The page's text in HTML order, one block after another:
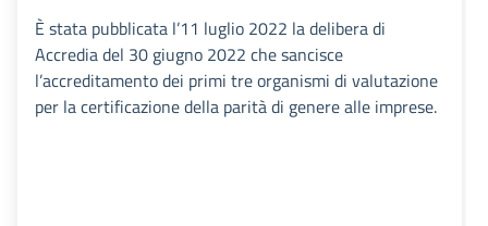
È stata pubblicata l’11 luglio 2022 la delibera di
Accredia del 30 giugno 2022 che sancisce
l’accreditamento dei primi tre organismi di valutazione
per la certificazione della parità di genere alle imprese.